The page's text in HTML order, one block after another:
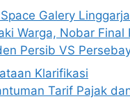
Galery
Warga, Nobar Final
Persib VS
Klarifikasi
Tarif Pajak